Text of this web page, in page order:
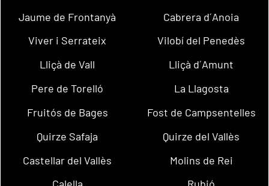
Jaume de Frontanyà
Cabrera d´Anoia
Viver i Serrateix
Vilobí del Penedès
Lliçà de Vall
Lliçà d´Amunt
Pere de Torelló
La Llagosta
Fruitós de Bages
Fost de Campsentelles
Quirze Safaja
Quirze del Vallès
Castellar del Vallès
Molins de Rei